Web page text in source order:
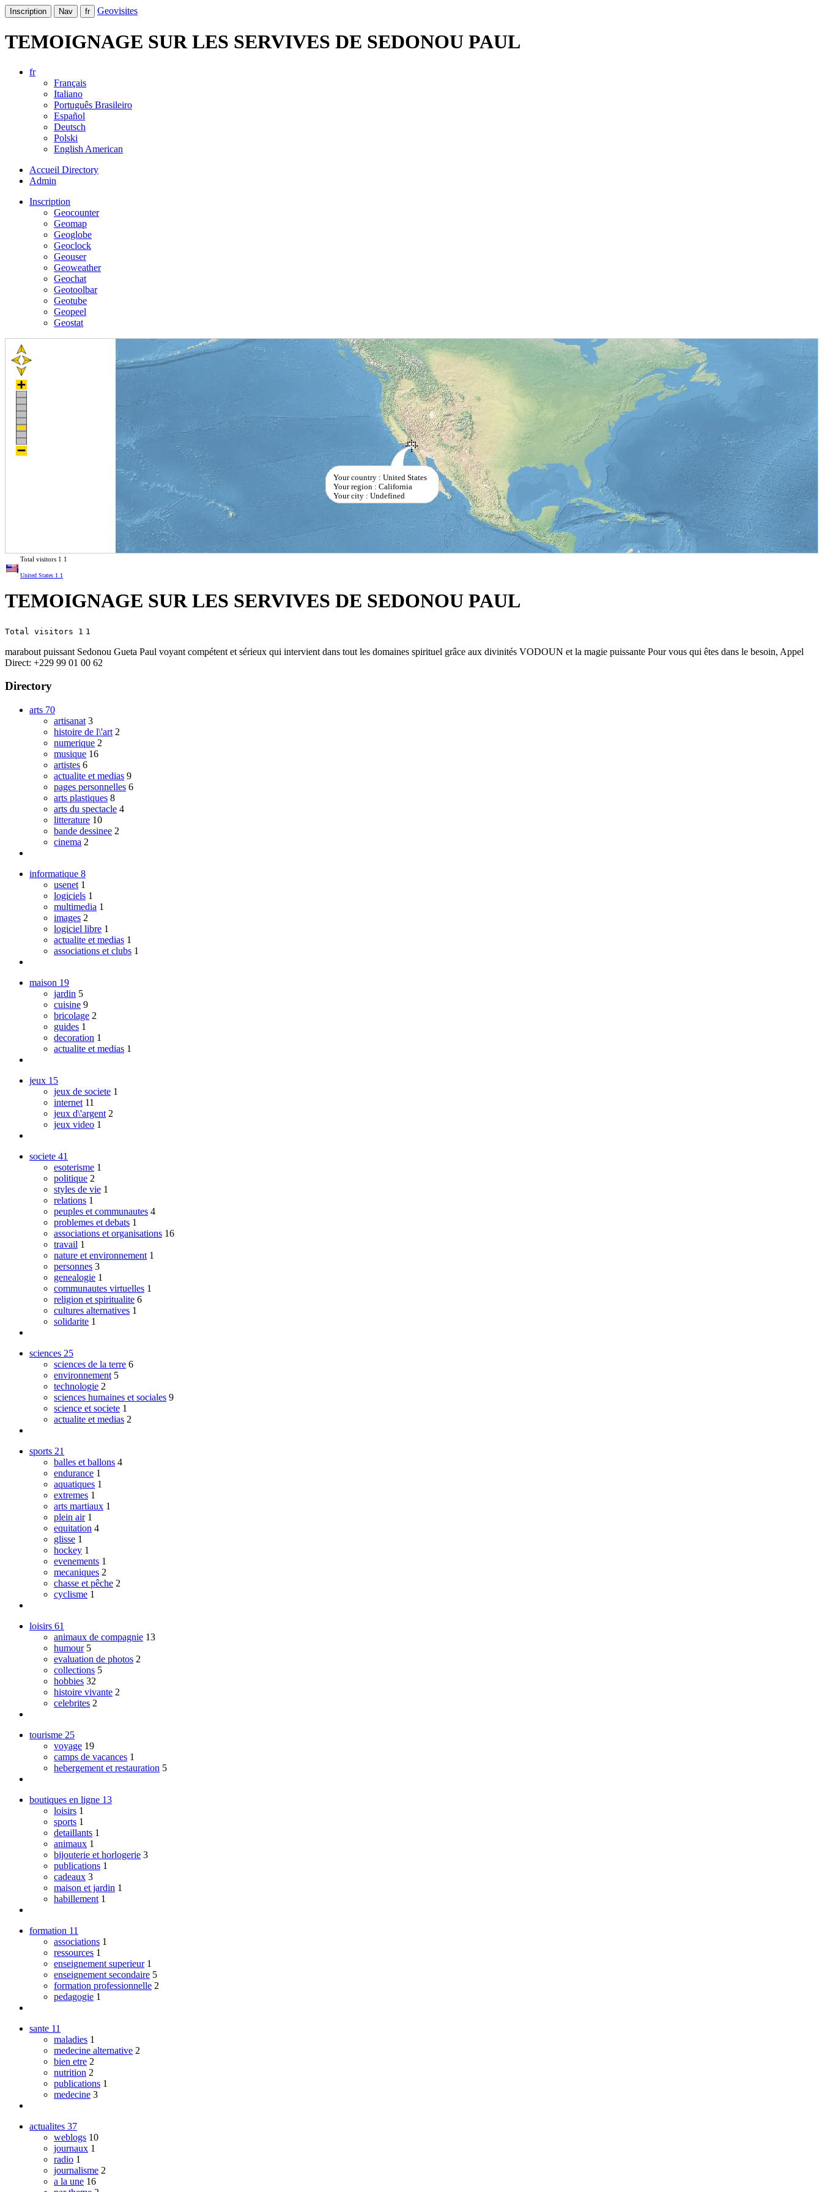
Inscription Nav fr Geovisites
TEMOIGNAGE SUR LES SERVIVES DE SEDONOU PAUL
fr
Français
Italiano
Português Brasileiro
Español
Deutsch
Polski
English American
Accueil Directory
Admin
Inscription
Geocounter
Geomap
Geoglobe
Geoclock
Geouser
Geoweather
Geochat
Geotoolbar
Geotube
Geopeel
Geostat
Your country : United States
Your region : California
Your city : Undefined
Total visitors 1 1
United States 1 1
TEMOIGNAGE SUR LES SERVIVES DE SEDONOU PAUL
Total visitors 1 1
marabout puissant Sedonou Gueta Paul voyant compétent et sérieux qui intervient dans tout les domaines spirituel grâce aux divinités VODOUN et la magie puissante Pour vous qui êtes dans le besoin, Appel
Direct: +229 99 01 00 62
Directory
arts 70
artisanat 3
histoire de l\'art 2
numerique 2
musique 16
artistes 6
actualite et medias 9
pages personnelles 6
arts plastiques 8
arts du spectacle 4
litterature 10
bande dessinee 2
cinema 2
informatique 8
usenet 1
logiciels 1
multimedia 1
images 2
logiciel libre 1
actualite et medias 1
associations et clubs 1
maison 19
jardin 5
cuisine 9
bricolage 2
guides 1
decoration 1
actualite et medias 1
jeux 15
jeux de societe 1
internet 11
jeux d\'argent 2
jeux video 1
societe 41
esoterisme 1
politique 2
styles de vie 1
relations 1
peuples et communautes 4
problemes et debats 1
associations et organisations 16
travail 1
nature et environnement 1
personnes 3
genealogie 1
communautes virtuelles 1
religion et spiritualite 6
cultures alternatives 1
solidarite 1
sciences 25
sciences de la terre 6
environnement 5
technologie 2
sciences humaines et sociales 9
science et societe 1
actualite et medias 2
sports 21
balles et ballons 4
endurance 1
aquatiques 1
extremes 1
arts martiaux 1
plein air 1
equitation 4
glisse 1
hockey 1
evenements 1
mecaniques 2
chasse et pêche 2
cyclisme 1
loisirs 61
animaux de compagnie 13
humour 5
evaluation de photos 2
collections 5
hobbies 32
histoire vivante 2
celebrites 2
tourisme 25
voyage 19
camps de vacances 1
hebergement et restauration 5
boutiques en ligne 13
loisirs 1
sports 1
detaillants 1
animaux 1
bijouterie et horlogerie 3
publications 1
cadeaux 3
maison et jardin 1
habillement 1
formation 11
associations 1
ressources 1
enseignement superieur 1
enseignement secondaire 5
formation professionnelle 2
pedagogie 1
sante 11
maladies 1
medecine alternative 2
bien etre 2
nutrition 2
publications 1
medecine 3
actualites 37
weblogs 10
journaux 1
radio 1
journalisme 2
a la une 16